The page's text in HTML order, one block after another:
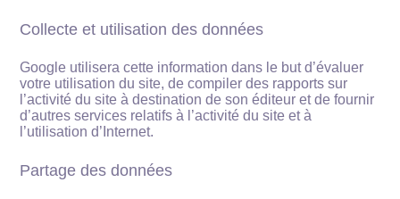
Collecte et utilisation des données
Google utilisera cette information dans le but d’évaluer
votre utilisation du site, de compiler des rapports sur
l’activité du site à destination de son éditeur et de fournir
d’autres services relatifs à l’activité du site et à
l’utilisation d’Internet.
Partage des données